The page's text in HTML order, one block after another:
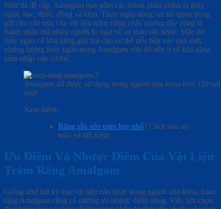
Như đã đề cập, Amalgam bao gồm các thành phần chính là thủy
ngân, bạc, thiếc, đồng và kẽm. Thủy ngân đóng vai trò quan trọng
giữ cho cấu trúc của vật liệu trám vững chắc nhưng đây cũng là
thành phần mà nhiều người lo ngại về an toàn sức khỏe. Mặc dù
thủy ngân có khả năng gây hại cho cơ thể nếu tiếp xúc quá mức
nhưng lượng thủy ngân trong Amalgam vừa đủ nên ít có khả năng
xâm nhập vào cơ thể.
Amalgam đã được sử dụng trong ngành nha khoa hơn 150
nhất
Xem thêm:
Răng sâu nên trám hay nhổ? Cách nào an
toàn và tiết kiệm
Ưu Điểm Và Nhược Điểm Của Vật Liệu
Trám Răng Amalgam
Giống như bất kỳ loại vật liệu nào khác trong ngành nha khoa, trám
răng Amalgam cũng có những ưu nhược điểm riêng. Việc lựa chọn